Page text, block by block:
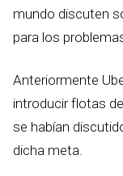
mundo discuten
para los
Anteriormente
introducir flotas
se habían
dicha meta.